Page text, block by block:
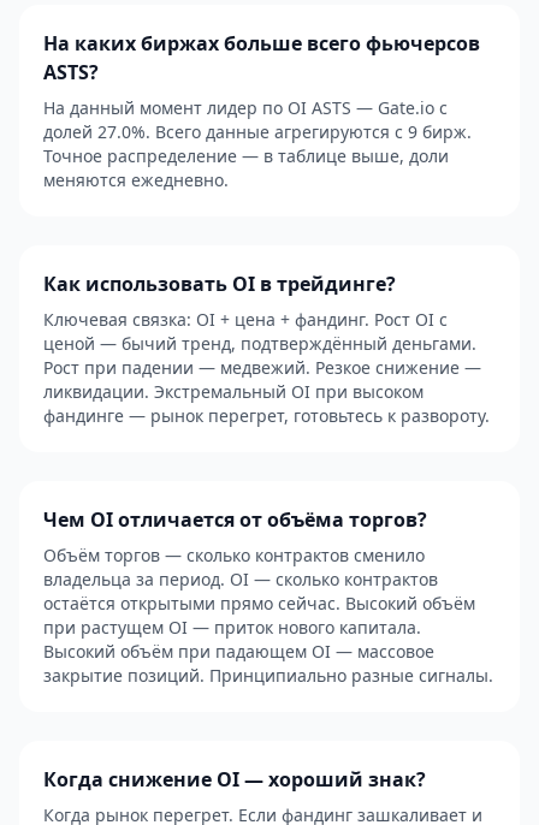
На каких биржах больше всего фьючерсов
ASTS?
На данный момент лидер по OI ASTS — Gate.io с
долей 27.0%. Всего данные агрегируются с 9 бирж.
Точное распределение — в таблице выше, доли
меняются ежедневно.
Как использовать OI в трейдинге?
Ключевая связка: OI + цена + фандинг. Рост OI с
ценой — бычий тренд, подтверждённый деньгами.
Рост при падении — медвежий. Резкое снижение —
ликвидации. Экстремальный OI при высоком
фандинге — рынок перегрет, готовьтесь к развороту.
Чем OI отличается от объёма торгов?
Объём торгов — сколько контрактов сменило
владельца за период. OI — сколько контрактов
остаётся открытыми прямо сейчас. Высокий объём
при растущем OI — приток нового капитала.
Высокий объём при падающем OI — массовое
закрытие позиций. Принципиально разные сигналы.
Когда снижение OI — хороший знак?
Когда рынок перегрет. Если фандинг зашкаливает и